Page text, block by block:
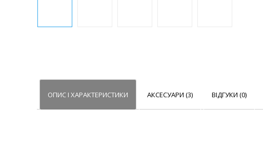
ОПИС І ХАРАКТЕРИСТИКИ АКСЕСУАРИ (3) ВІДГУКИ (0)